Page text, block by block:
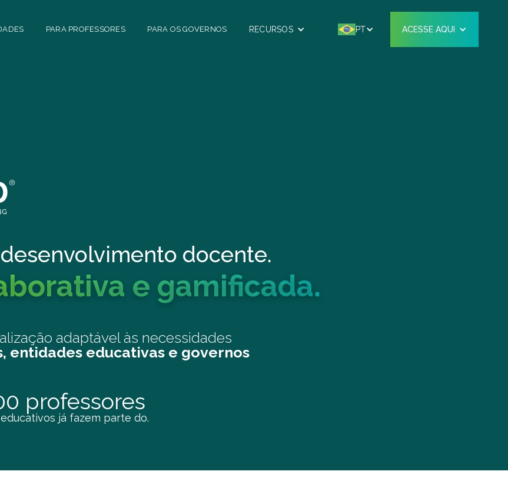
PARA PROFESSORES PARA OS GOVERNOS RECURSOS PT ACESSE AQUI
docente.
e gamificada.
adaptável às necessidades
entidades educativas e governos
professores
já fazem parte do.